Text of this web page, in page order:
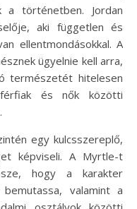
történetben. Jordan
aki független és
ellentmondásokkal. A
ügyelnie kell arra,
természetét hitelesen
és nők közötti
egy kulcsszereplő,
képviseli. A Myrtle-t
hogy a karakter
valamint a